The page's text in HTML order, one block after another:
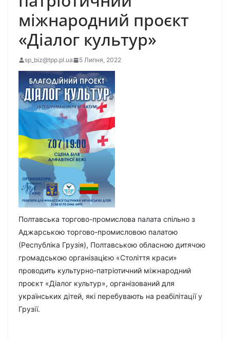
міжнародний проєкт
«Діалог культур»
sp_biz@tpp.pl.ua 5 Липня, 2022
Полтавська торгово-промислова палата спільно з
Аджарською торгово-промисловою палатою
(Республіка Грузія), Полтавською обласною дитячою
громадською організацією «Століття краси»
проводить культурно-патріотичний міжнародний
проєкт «Діалог культур», організований для
українських дітей, які перебувають на реабілітації у
Грузії.